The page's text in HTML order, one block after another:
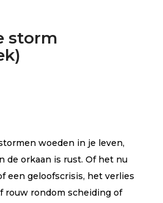
storm
woeden in je leven,
de orkaan is rust. Of het nu
een geloofscrisis, het verlies
rouw rondom scheiding of